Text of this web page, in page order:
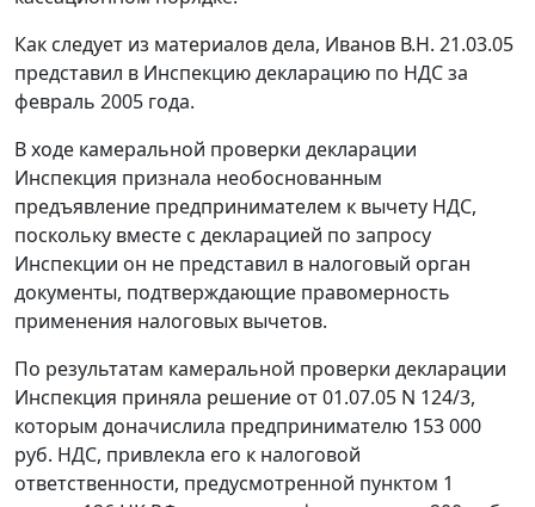
Как следует из материалов дела, Иванов В.Н. 21.03.05
представил в Инспекцию декларацию по НДС за
февраль 2005 года.
В ходе камеральной проверки декларации
Инспекция признала необоснованным
предъявление предпринимателем к вычету НДС,
поскольку вместе с декларацией по запросу
Инспекции он не представил в налоговый орган
документы, подтверждающие правомерность
применения налоговых вычетов.
По результатам камеральной проверки декларации
Инспекция приняла решение от 01.07.05 N 124/3,
которым доначислила предпринимателю 153 000
руб. НДС, привлекла его к налоговой
ответственности, предусмотренной пунктом 1